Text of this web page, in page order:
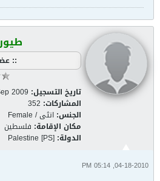
::
تاريخ التسجيل: 2009
المشاركات: 352
الجنس: انثى / Female
مكان الإقامة: فلسطين
الدولة: Palestine [PS]
04-18-2010, 05:14 PM